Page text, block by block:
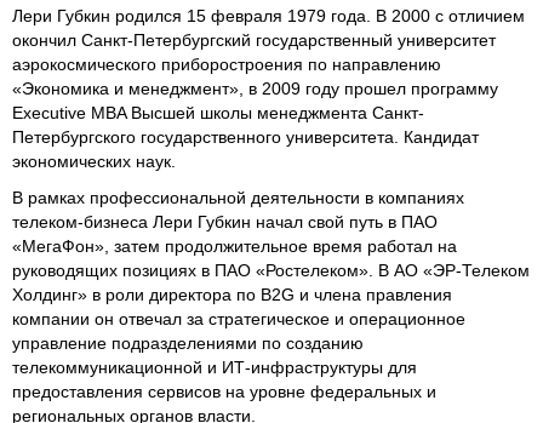
Лери Губкин родился 15 февраля 1979 года. В 2000 с отличием
окончил Санкт-Петербургский государственный университет
аэрокосмического приборостроения по направлению
«Экономика и менеджмент», в 2009 году прошел программу
Executive MBA Высшей школы менеджмента Санкт-
Петербургского государственного университета. Кандидат
экономических наук.
В рамках профессиональной деятельности в компаниях
телеком-бизнеса Лери Губкин начал свой путь в ПАО
«МегаФон», затем продолжительное время работал на
руководящих позициях в ПАО «Ростелеком». В АО «ЭР-Телеком
Холдинг» в роли директора по B2G и члена правления
компании он отвечал за стратегическое и операционное
управление подразделениями по созданию
телекоммуникационной и ИТ-инфраструктуры для
предоставления сервисов на уровне федеральных и
региональных органов власти.